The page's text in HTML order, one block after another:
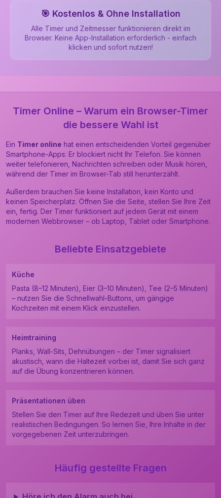
🎯 Kostenlos & Ohne Installation
Alle Timer und Zeitmesser funktionieren direkt im
Browser. Keine App-Installation erforderlich - einfach
klicken und sofort nutzen!
Timer Online – Warum ein Browser-Timer
die bessere Wahl ist
Ein Timer online hat einen entscheidenden Vorteil gegenüber
Smartphone-Apps: Er blockiert nicht Ihr Telefon. Sie können
weiter telefonieren, Nachrichten schreiben oder Musik hören,
während der Timer im Browser-Tab still herunterzählt.
Außerdem brauchen Sie keine Installation, kein Konto und
keinen Speicherplatz. Öffnen Sie die Seite, stellen Sie Ihre Zeit
ein, fertig. Der Timer funktioniert auf jedem Gerät mit einem
modernen Webbrowser – ob Laptop, Tablet oder Smartphone.
Beliebte Einsatzgebiete
Küche
Pasta (8–12 Minuten), Eier (3–10 Minuten), Tee (2–5 Minuten)
– nutzen Sie die Schnellwahl-Buttons, um gängige
Kochzeiten mit einem Klick einzustellen.
Heimtraining
Planks, Wall-Sits, Dehnübungen – der Timer signalisiert
akustisch, wann die Haltezeit vorbei ist, damit Sie sich ganz
auf die Übung konzentrieren können.
Präsentationen üben
Stellen Sie den Timer auf Ihre Redezeit und üben Sie unter
realistischen Bedingungen. So lernen Sie, Ihre Inhalte in der
vorgegebenen Zeit unterzubringen.
Häufig gestellte Fragen